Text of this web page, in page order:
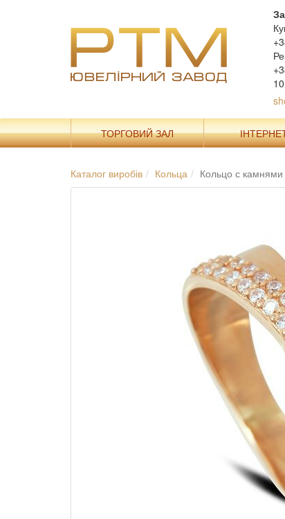
ТОРГОВИЙ ЗАЛ
Каталог виробів Кольца Кольцо с